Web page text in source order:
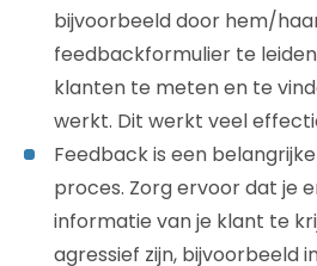
bijvoorbeeld door hem/
feedbackformulier te
klanten te meten en te
werkt. Dit werkt veel
Feedback is een
proces. Zorg ervoor dat je
informatie van je klant te
agressief zijn, bijvoorbeeld